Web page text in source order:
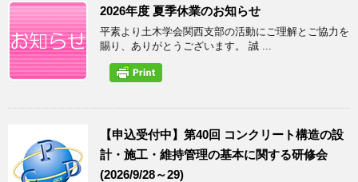
2026年度 夏季休業のお知らせ
平素より土木学会関西支部の活動にご理解とご協力を
賜り、ありがとうございます。 誠 ...
【申込受付中】第40回 コンクリート構造の設
計・施工・維持管理の基本に関する研修会
(2026/9/28～29)